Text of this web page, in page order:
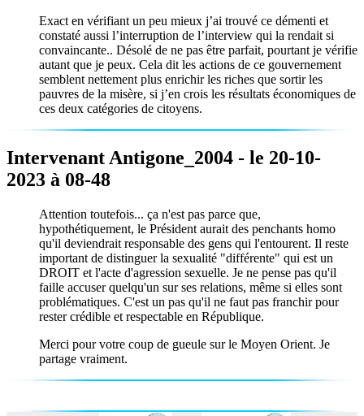
Exact en vérifiant un peu mieux j’ai trouvé ce démenti et
constaté aussi l’interruption de l’interview qui la rendait si
convaincante.. Désolé de ne pas être parfait, pourtant je vérifie
autant que je peux. Cela dit les actions de ce gouvernement
semblent nettement plus enrichir les riches que sortir les
pauvres de la misère, si j’en crois les résultats économiques de
ces deux catégories de citoyens.
Intervenant Antigone_2004 - le 20-10-
2023 à 08-48
Attention toutefois... ça n'est pas parce que,
hypothétiquement, le Président aurait des penchants homo
qu'il deviendrait responsable des gens qui l'entourent. Il reste
important de distinguer la sexualité "différente" qui est un
DROIT et l'acte d'agression sexuelle. Je ne pense pas qu'il
faille accuser quelqu'un sur ses relations, même si elles sont
problématiques. C'est un pas qu'il ne faut pas franchir pour
rester crédible et respectable en République.
Merci pour votre coup de gueule sur le Moyen Orient. Je
partage vraiment.